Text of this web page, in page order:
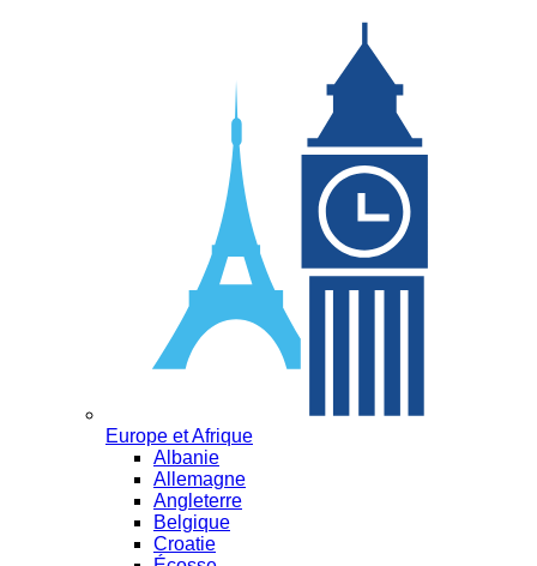
Europe et Afrique
Albanie
Allemagne
Angleterre
Belgique
Croatie